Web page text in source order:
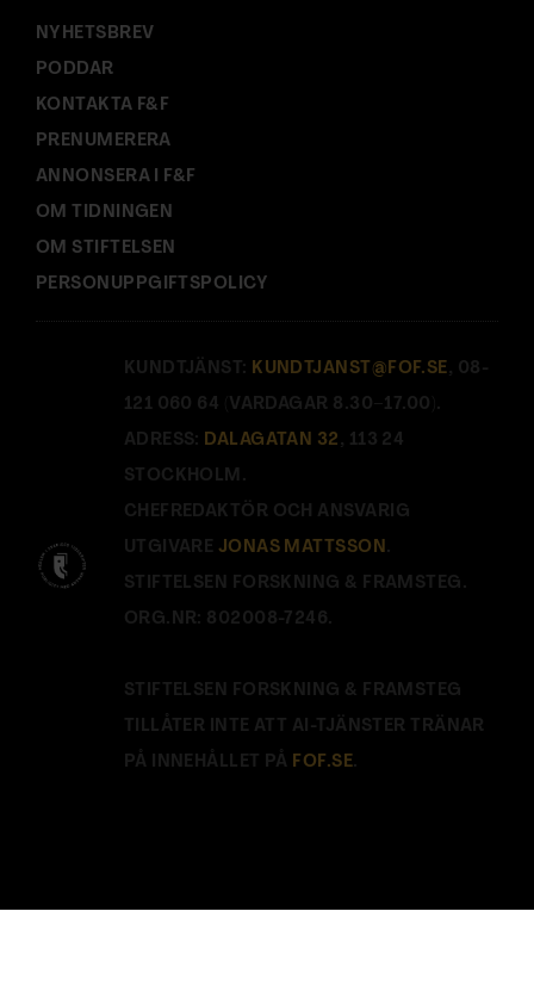
NYHETSBREV
PODDAR
KONTAKTA F&F
PRENUMERERA
ANNONSERA I F&F
OM TIDNINGEN
OM STIFTELSEN
PERSONUPPGIFTSPOLICY
KUNDTJÄNST: KUNDTJANST@FOF.SE , 08-
121 060 64 (VARDAGAR 8.30–17.00).
ADRESS: DALAGATAN 32 , 113 24
STOCKHOLM.
CHEFREDAKTÖR OCH ANSVARIG
UTGIVARE JONAS MATTSSON .
STIFTELSEN FORSKNING & FRAMSTEG.
ORG.NR: 802008-7246.
STIFTELSEN FORSKNING & FRAMSTEG
TILLÅTER INTE ATT AI-TJÄNSTER TRÄNAR
PÅ INNEHÅLLET PÅ FOF.SE.